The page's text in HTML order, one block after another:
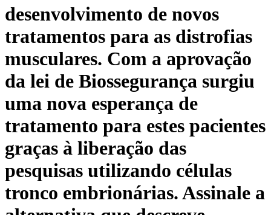
desenvolvimento de novos
tratamentos para as distrofias
musculares. Com a aprovação
da lei de Biossegurança surgiu
uma nova esperança de
tratamento para estes pacientes
graças à liberação das
pesquisas utilizando células
tronco embrionárias. Assinale a